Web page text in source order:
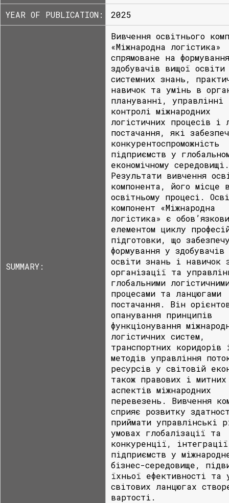
YEAR OF PUBLICATION:
2025
SUMMARY:
Вивчення освітнього
«Міжнародна логістика»
спрямоване на
здобувачів вищої освіти
системних знань,
навичок та умінь в
плануванні, управлінні
контролі міжнародних
логістичних процесів і
постачання, які
конкурентоспроможність
підприємств у
економічному середовищі.
Результати вивчення
компонента, його місце
освітньому процесі.
компонент «Міжнародна
логістика» є
елементом циклу
підготовки, що
формування у здобувачів
освіти знань і навичок
організації та
глобальними
процесами та ланцюгами
постачання. Він
опанування принципів
функціонування
логістичних систем,
транспортних коридорів
методів управління
ресурсів у світовій
також правових і митних
аспектів міжнародних
перевезень. Вивчення
сприяє розвитку
приймати управлінські
умовах глобалізації та
конкуренції, інтеграції
підприємств у
бізнес-середовище,
їхньої ефективності та
світових ланцюгах
вартості.